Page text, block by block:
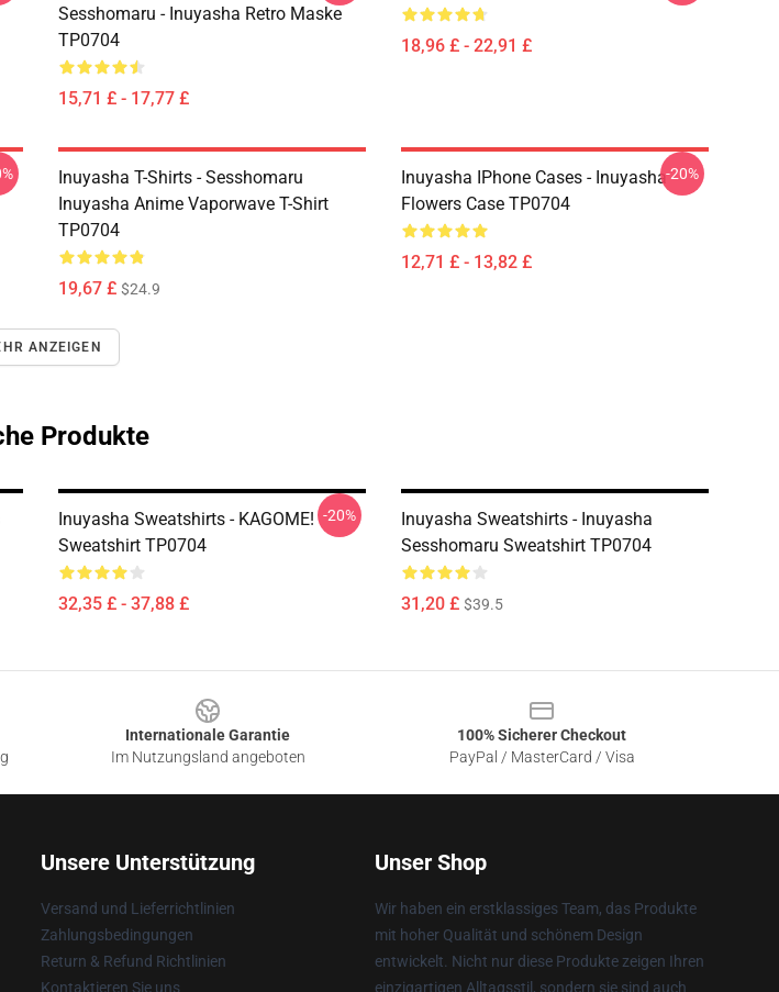
Sesshomaru - Inuyasha Retro Maske
TP0704
15,71 £ - 17,77 £
18,96 £ - 22,91 £
Inuyasha T-Shirts - Sesshomaru
Inuyasha Anime Vaporwave T-Shirt
TP0704
19,67 £ $24.9
Inuyasha IPhone Cases - Inuyasha
Flowers Case TP0704
12,71 £ - 13,82 £
-20%
ANZEIGEN
Produkte
Inuyasha Sweatshirts - KAGOME!
Sweatshirt TP0704
32,35 £ - 37,88 £
-20%
Inuyasha Sweatshirts - Inuyasha
Sesshomaru Sweatshirt TP0704
31,20 £ $39.5
Internationale Garantie
Im Nutzungsland angeboten
100% Sicherer Checkout
PayPal / MasterCard / Visa
Unsere Unterstützung
Versand und Lieferrichtlinien
Zahlungsbedingungen
Return & Refund Richtlinien
Kontaktieren Sie uns
Unser Shop
Wir haben ein erstklassiges Team, das Produkte
mit hoher Qualität und schönem Design
entwickelt. Nicht nur diese Produkte zeigen Ihren
einzigartigen Alltagsstil, sondern sie sind auch